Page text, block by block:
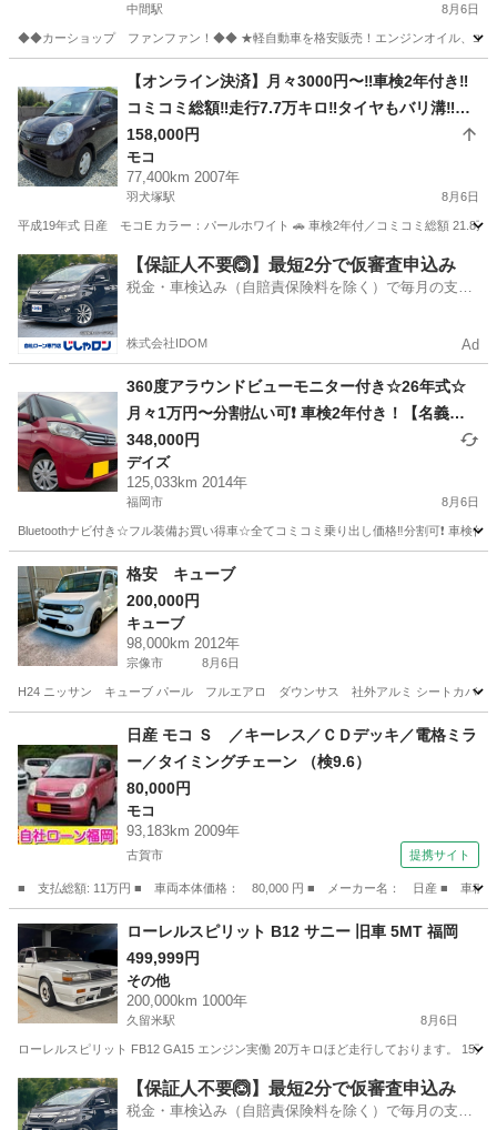
中間駅 8月6日
◆◆カーショップ ファンファン！◆◆ ★軽自動車を格安販売！エンジンオイル
中間駅 その他
【オンライン決済】月々3000円〜‼️車検2年付き‼️
コミコミ総額‼️走行7.7万キロ‼️タイヤもバリ溝‼️日
産モコ‼️
158,000円
モコ
77,400km 2007年
羽犬塚駅 8月6日
平成19年式 日産 モコE カラー：パールホワイト 🚗 車検2年付／コミコミ総額 21.8
福岡 八女市 羽犬塚駅 モコ
【保証人不要🙆】最短2分で仮審査申込み
税金・車検込み（自賠責保険料を除く）で毎月の支払
株式会社IDOM Ad
360度アラウンドビューモニター付き☆26年式☆
月々1万円〜分割払い可❗️ 車検2年付き！【名義変
更代込み】大人気☆日産 デイズルークス☆Blueto
othナビ付き☆走行中DVD見れます☆ETC付き☆ア
ラウンドビューモニター付き☆電動スライドドア
348,000円
デイズ
125,033km 2014年
福岡市 8月6日
Bluetoothナビ付き☆フル装備お買い得車☆全てコミコミ乗り出し価格‼️分割可❗️ 車検
福岡 福岡市 デイズ 走行距離
格安 キューブ
200,000円
キューブ
98,000km 2012年
宗像市 8月6日
H24 ニッサン キューブ パール フルエアロ ダウンサス 社外アルミ シートカバー
キューブ
日産 モコ Ｓ ／キーレス／ＣＤデッキ／電格ミラ
ー／タイミングチェーン （検9.6）
80,000円
モコ
93,183km 2009年
古賀市 提携サイト
■ 支払総額: 11万円 ■ 車両本体価格： 80,000 円 ■ メーカー名： 日産 ■ 車種
福岡 古賀市
ローレルスピリット B12 サニー 旧車 5MT 福岡
499,999円
その他
200,000km 1000年
久留米駅 8月6日
ローレルスピリット FB12 GA15 エンジン実働 20万キロほど走行しております。 15
福岡 久留米市 久留米駅 その他
【保証人不要🙆】最短2分で仮審査申込み
税金・車検込み（自賠責保険料を除く）で毎月の支払